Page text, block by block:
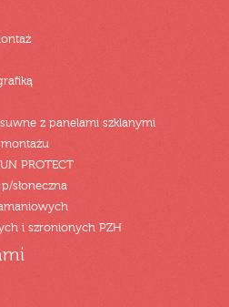
z panelami szklanymi
PROTECT
słoneczna
i szronionych PZH